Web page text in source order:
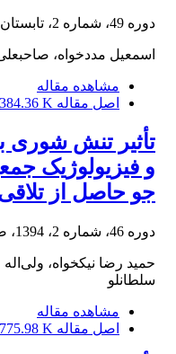
دوره 49، شماره 2، تابستان 1397، صفحه
اسمعیل مددخواه،
مشاهده مقاله
اصل مقاله 384.36 K
تأثیر تنش
و فیزیولوژیک
جو حاصل از
دوره 46، شماره 2، 1394، صفحه
حمید رضا نیکخواه،
سلطانلو
مشاهده مقاله
اصل مقاله 775.98 K